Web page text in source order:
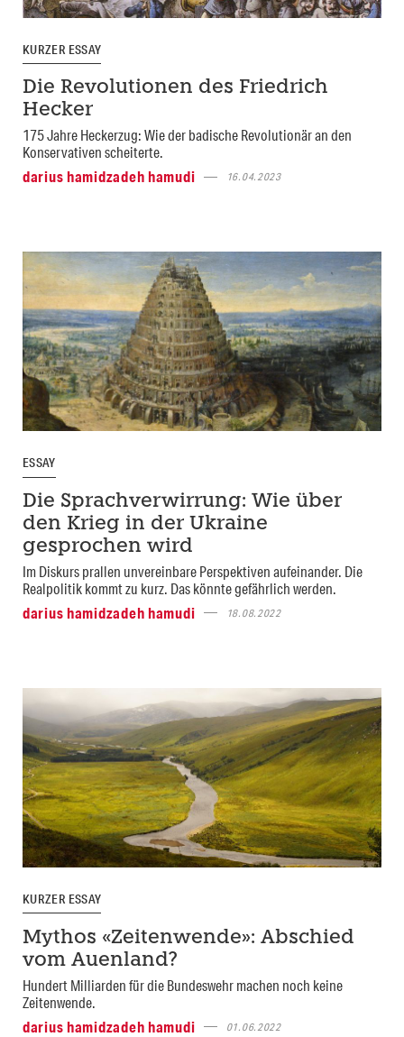
KURZER ESSAY
Die Revolutionen des Friedrich
Hecker
175 Jahre Heckerzug: Wie der badische Revolutionär an den
Konservativen scheiterte.
darius hamidzadeh hamudi
16.04.2023
ESSAY
Die Sprachverwirrung: Wie über
den Krieg in der Ukraine
gesprochen wird
Im Diskurs prallen unvereinbare Perspektiven aufeinander. Die
Realpolitik kommt zu kurz. Das könnte gefährlich werden.
darius hamidzadeh hamudi
18.08.2022
KURZER ESSAY
Mythos «Zeitenwende»: Abschied
vom Auenland?
Hundert Milliarden für die Bundeswehr machen noch keine
Zeitenwende.
darius hamidzadeh hamudi
01.06.2022